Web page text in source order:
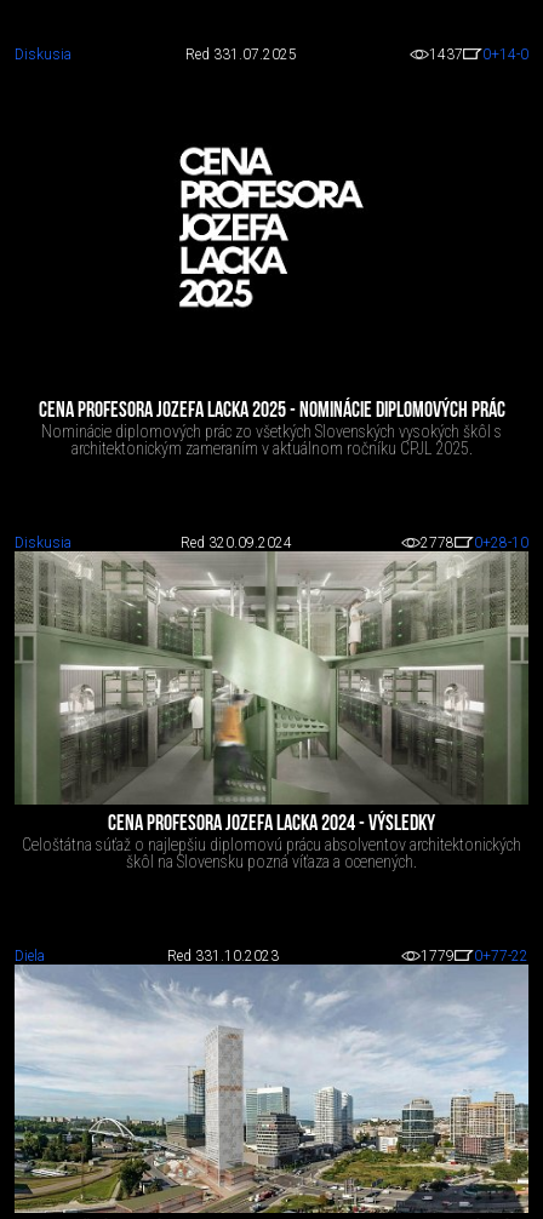
Diskusia Red 331.07.2025 1437 0+14-0
CENA PROFESORA JOZEFA LACKA 2025 - NOMINÁCIE DIPLOMOVÝCH PRÁC
Nominácie diplomových prác zo všetkých Slovenských vysokých škôl s
architektonickým zameraním v aktuálnom ročníku CPJL 2025.
Diskusia Red 320.09.2024 2778 0+28-10
CENA PROFESORA JOZEFA LACKA 2024 - VÝSLEDKY
Celoštátna súťaž o najlepšiu diplomovú prácu absolventov architektonických
škôl na Slovensku pozná víťaza a ocenených.
Diela Red 331.10.2023 1779 0+77-22